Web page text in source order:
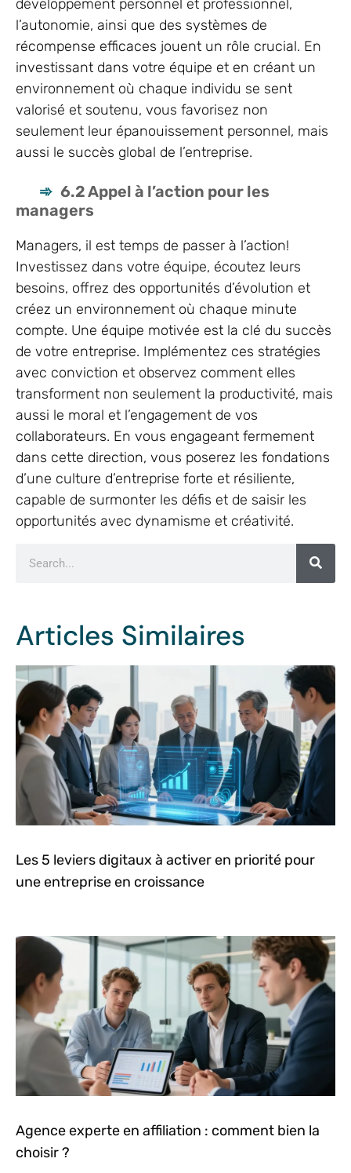
développement personnel et professionnel,
l’autonomie, ainsi que des systèmes de
récompense efficaces jouent un rôle crucial. En
investissant dans votre équipe et en créant un
environnement où chaque individu se sent
valorisé et soutenu, vous favorisez non
seulement leur épanouissement personnel, mais
aussi le succès global de l’entreprise.
6.2 Appel à l’action pour les
managers
Managers, il est temps de passer à l’action!
Investissez dans votre équipe, écoutez leurs
besoins, offrez des opportunités d’évolution et
créez un environnement où chaque minute
compte. Une équipe motivée est la clé du succès
de votre entreprise. Implémentez ces stratégies
avec conviction et observez comment elles
transforment non seulement la productivité, mais
aussi le moral et l’engagement de vos
collaborateurs. En vous engageant fermement
dans cette direction, vous poserez les fondations
d’une culture d’entreprise forte et résiliente,
capable de surmonter les défis et de saisir les
opportunités avec dynamisme et créativité.
Articles Similaires
Les 5 leviers digitaux à activer en priorité pour
une entreprise en croissance
Agence experte en affiliation : comment bien la
choisir ?